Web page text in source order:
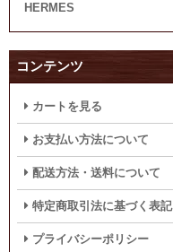
HERMES
コンテンツ
カートを見る
お支払い方法について
配送方法・送料について
特定商取引法に基づく表記
プライバシーポリシー